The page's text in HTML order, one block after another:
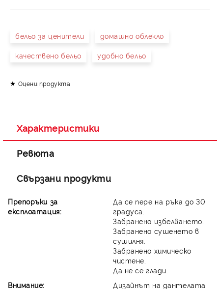
бельо за ценители домашно облекло
качествено бельо удобно бельо
Оцени продукта
Характеристики
Ревюта
Свързани продукти
Препоръки за
експлоатация:
Да се пере на ръка до 30
градуса.
Забранено избелването.
Забранено сушенето в
сушилня.
Забранено химическо
чистене.
Да не се глади.
Внимание:
Дизайнът на дантелата